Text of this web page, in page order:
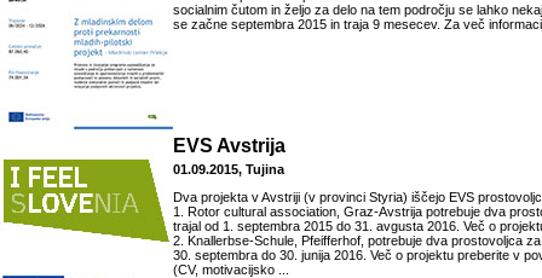
socialnim čutom in željo za delo na tem področju se lahko
se začne septembra 2015 in traja 9 mesecev. Za več
EVS Avstrija
01.09.2015, Tujina
Dva projekta v Avstriji (v provinci Styria) iščejo EVS
1. Rotor cultural association, Graz-Avstrija potrebuje dva
trajal od 1. septembra 2015 do 31. avgusta 2016. Več o
2. Knallerbse-Schule, Pfeifferhof, potrebuje dva prostovoljca
30. septembra do 30. junija 2016. Več o projektu preberite v
(CV, motivacijsko ...